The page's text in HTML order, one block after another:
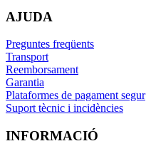
AJUDA
Preguntes freqüents
Transport
Reemborsament
Garantia
Plataformes de pagament segur
Suport tècnic i incidències
INFORMACIÓ